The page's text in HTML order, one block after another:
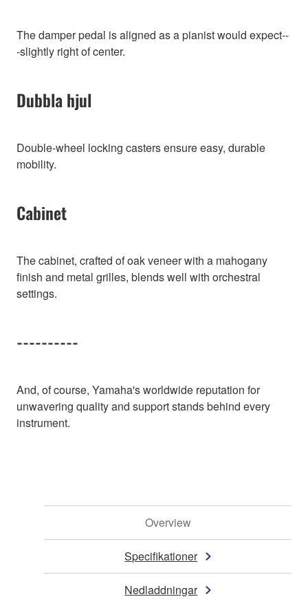
The damper pedal is aligned as a pianist would expect--
-slightly right of center.
Dubbla hjul
Double-wheel locking casters ensure easy, durable
mobility.
Cabinet
The cabinet, crafted of oak veneer with a mahogany
finish and metal grilles, blends well with orchestral
settings.
----------
And, of course, Yamaha's worldwide reputation for
unwavering quality and support stands behind every
instrument.
Overview
Specifikationer
Nedladdningar